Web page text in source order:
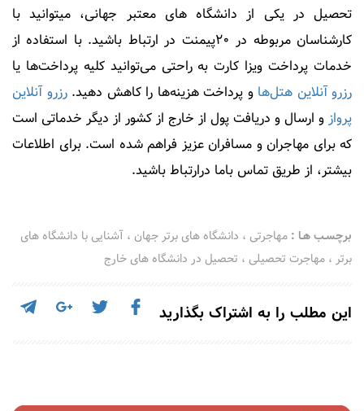
تحصیل در یکی از دانشگاه های معتبر جهانی، میتوانید با
کارشناسان مربوطه در 20پیمنت در ارتباط باشید. با استفاده از
خدمات پرداخت ویزا کارت به راحتی می‌توانید کلیه پرداخت‌ها یا
رزرو آنلاین هتل‌ها و پرداخت هزینه‌ها را کاهش دهید.رزرو آنلاین
پروازو ارسال و دریافت پول از خارج از کشور از دیگر خدماتی است
که برای مهاجران و مسافران عزیز فراهم شده است. برای اطلاعات
بیشتر، از طریق تماس باما درارتباط باشید.
برچسـب هـا : مهاجرتی ، دانشگاه های برتر جهان ، آشنایی با دانشگاه های
برتر ، مهاجرت تحصیلی ، تحصیل در دانشگاه های خارج
این مطلب را به اشتراک بگذارید